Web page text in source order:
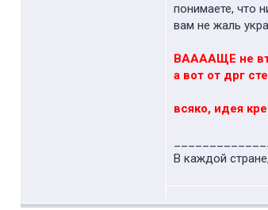
понимаете, что
вам не жаль
ВААААЩЕ не
а вот от дрг
всяко, идея
В каждой